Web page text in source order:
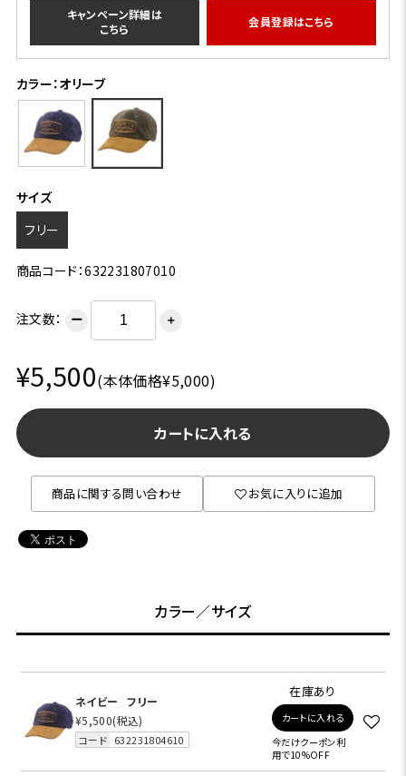
キャンペーン詳細は
こちら
会員登録はこちら
カラー：オリーブ
サイズ
フリー
商品コード：632231807010
注文数： ー ＋
¥5,500(本体価格¥5,000)
カートに入れる
商品に関する問い合わせ お気に入りに追加
カラー／サイズ
ネイビー
フリー
¥5,500(税込)
コード 632231804610
在庫あり
カートに入れる
今だけクーポン利
用で10%OFF